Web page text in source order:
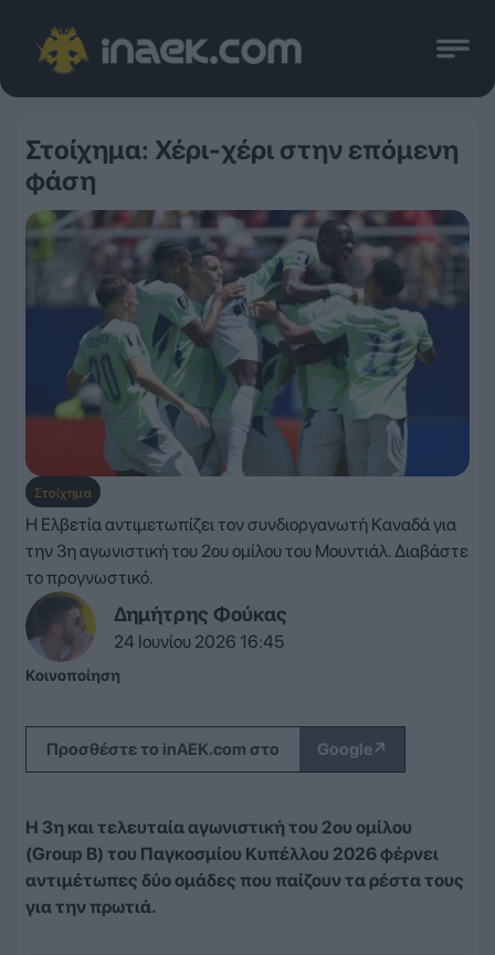
Στοίχημα: Χέρι-χέρι στην επόμενη
φάση
Στοίχημα
Δημήτρης Φούκας
24 Ιουνίου 2026 16:45
Η Ελβετία αντιμετωπίζει τον συνδιοργανωτή Καναδά για
την 3η αγωνιστική του 2ου ομίλου του Μουντιάλ. Διαβάστε
το προγνωστικό.
Κοινοποίηση
Προσθέστε το inAEK.com στο Google↗
Η 3η και τελευταία αγωνιστική του 2ου ομίλου
(Group B) του Παγκοσμίου Κυπέλλου 2026 φέρνει
αντιμέτωπες δύο ομάδες που παίζουν τα ρέστα τους
για την πρωτιά.